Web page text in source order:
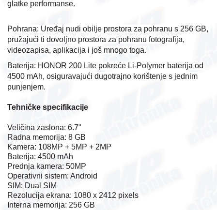
glatke performanse.
Pohrana: Uređaj nudi obilje prostora za pohranu s 256 GB,
pružajući ti dovoljno prostora za pohranu fotografija,
videozapisa, aplikacija i još mnogo toga.
Baterija: HONOR 200 Lite pokreće Li-Polymer baterija od
4500 mAh, osiguravajući dugotrajno korištenje s jednim
punjenjem.
Tehničke specifikacije
Veličina zaslona: 6.7"
Radna memorija: 8 GB
Kamera: 108MP + 5MP + 2MP
Baterija: 4500 mAh
Prednja kamera: 50MP
Operativni sistem: Android
SIM: Dual SIM
Rezolucija ekrana: 1080 x 2412 pixels
Interna memorija: 256 GB